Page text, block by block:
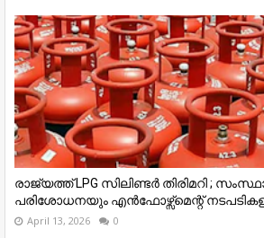
രാജ്യത്ത് LPG സിലിണ്ടർ തിരിമറി ;
പരിശോധനയും എൻഫോഴ്സ്മെന്റ്
April 13, 2026 0